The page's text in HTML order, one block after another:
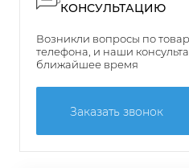
КОНСУЛЬТАЦИЮ
Возникли вопросы по
телефона, и наши
ближайшее время
Заказать звонок